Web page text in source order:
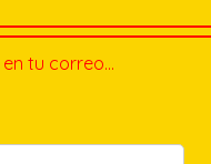
tu correo…